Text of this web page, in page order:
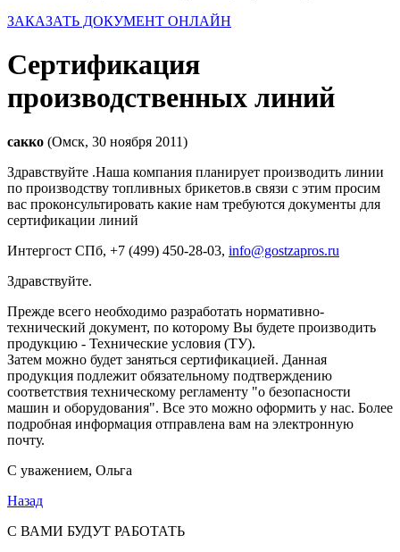
ЗАКАЗАТЬ ДОКУМЕНТ ОНЛАЙН
Сертификация
производственных линий
сакко (Омск, 30 ноября 2011)
Здравствуйте .Наша компания планирует производить линии
по производству топливных брикетов.в связи с этим просим
вас проконсультировать какие нам требуются документы для
сертификации линий
Интергост СПб, +7 (499) 450-28-03, info@gostzapros.ru
Здравствуйте.
Прежде всего необходимо разработать нормативно-
технический документ, по которому Вы будете производить
продукцию - Технические условия (ТУ).
Затем можно будет заняться сертификацией. Данная
продукция подлежит обязательному подтверждению
соответствия техническому регламенту "о безопасности
машин и оборудования". Все это можно оформить у нас. Более
подробная информация отправлена вам на электронную
почту.
С уважением, Ольга
Назад
С ВАМИ БУДУТ РАБОТАТЬ